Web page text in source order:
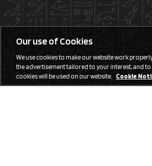
Our use of Cookies
We use cookies to make our website work
the advertisement tailored to your interest, and to
cookies will be used on our website. Cookie